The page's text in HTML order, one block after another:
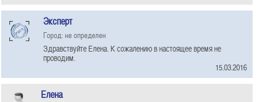
Эксперт
Город: не определен
Здравствуйте Елена. К сожалению в настоящее время не
проводим.
15.03.2016
Елена